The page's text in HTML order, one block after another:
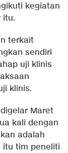
kegiatan
itu.
terkait
sendiri
uji klinis
klinis.
Maret
kali dengan
adalah
itu tim peneliti